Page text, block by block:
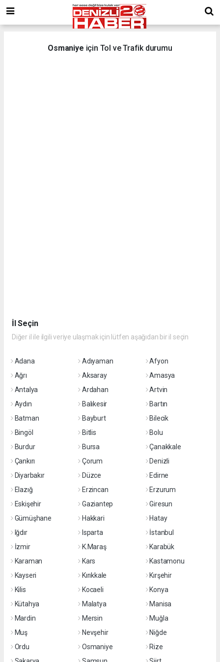
Osmaniye için Tol ve Trafik durumu
İl Seçin
Diğer il ile ilgili veriye ulaşmak için lütfen aşağıdan bir il seçin
Adana Adıyaman
Afyon
Ağrı
Aksaray
Amasya
Antalya
Ardahan
Artvin
Aydın
Balıkesir
Bartın
Batman
Bayburt
Bilecik
Bingöl
Bitlis
Bolu
Burdur
Bursa
Çanakkale
Çankırı
Çorum
Denizli
Diyarbakır
Düzce
Edirne
Elazığ
Erzincan
Erzurum
Eskişehir
Gaziantep
Giresun
Gümüşhane
Hakkari
Hatay
Iğdır
Isparta
İstanbul
İzmir
K.Maraş
Karabük
Karaman
Kars
Kastamonu
Kayseri
Kırıkkale
Kırşehir
Kilis
Kocaeli
Konya
Kütahya
Malatya
Manisa
Mardin
Mersin
Muğla
Muş
Nevşehir
Niğde
Ordu
Osmaniye
Rize